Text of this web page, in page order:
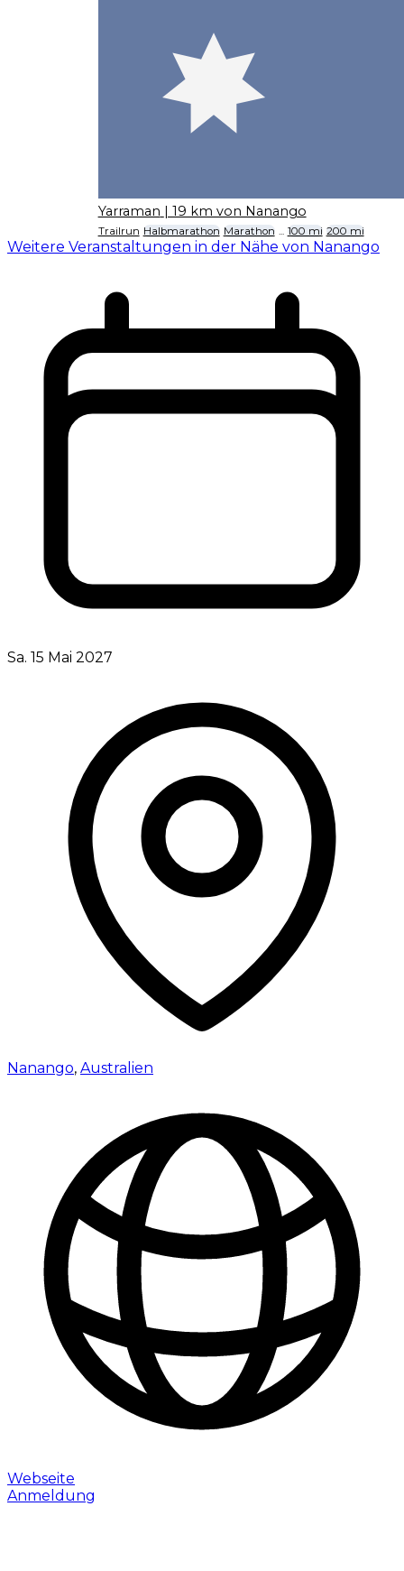
Yarraman | 19 km von Nanango
Trailrun Halbmarathon Marathon ... 100 mi 200 mi
Weitere Veranstaltungen in der Nähe von Nanango
Sa. 15 Mai 2027
Nanango, Australien
Webseite
Anmeldung